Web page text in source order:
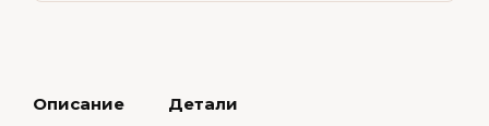
Описание Детали